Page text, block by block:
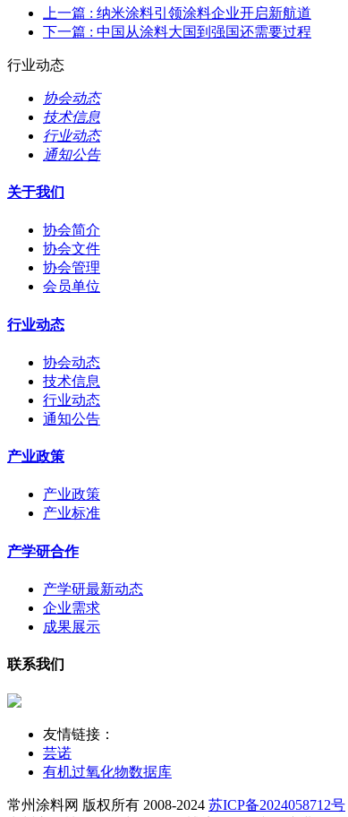
上一篇 : 纳米涂料引领涂料企业开启新航道
下一篇 : 中国从涂料大国到强国还需要过程
行业动态
协会动态
技术信息
行业动态
通知公告
关于我们
协会简介
协会文件
协会管理
会员单位
行业动态
协会动态
技术信息
行业动态
通知公告
产业政策
产业政策
产业标准
产学研合作
产学研最新动态
企业需求
成果展示
联系我们
友情链接：
芸诺
有机过氧化物数据库
常州涂料网 版权所有 2008-2024 苏ICP备2024058712号